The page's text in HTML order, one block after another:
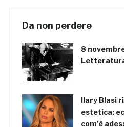
Da non perdere
8
Ilary Blasi
estetica:
com’è